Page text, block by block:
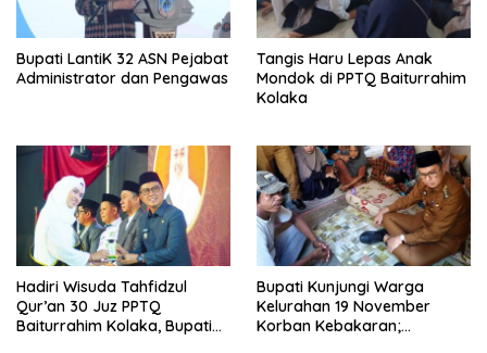
Bupati LantiK 32 ASN Pejabat
Administrator dan Pengawas
Tangis Haru Lepas Anak
Mondok di PPTQ Baiturrahim
Kolaka
Hadiri Wisuda Tahfidzul
Qur’an 30 Juz PPTQ
Baiturrahim Kolaka, Bupati
Bupati Kunjungi Warga
Kelurahan 19 November
Korban Kebakaran;